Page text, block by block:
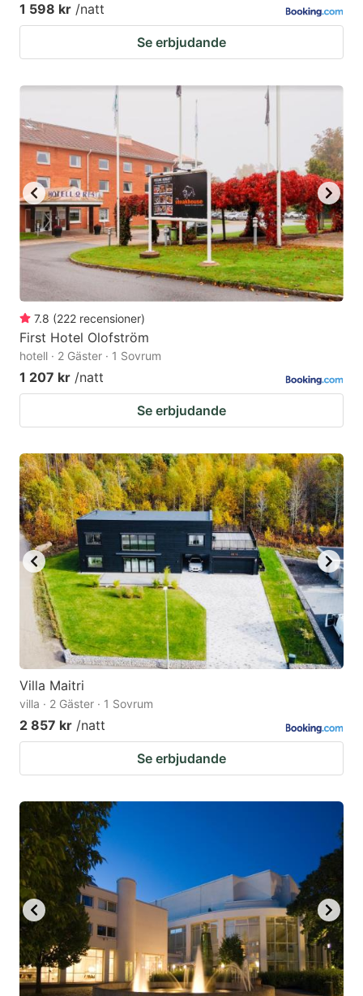
1 598 kr /natt
Se erbjudande
7.8 (222 recensioner)
First Hotel Olofström
hotell · 2 Gäster · 1 Sovrum
1 207 kr /natt
Se erbjudande
Villa Maitri
villa · 2 Gäster · 1 Sovrum
2 857 kr /natt
Se erbjudande